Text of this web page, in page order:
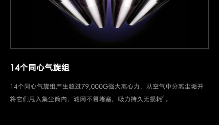
14个同心气旋组
14个同心气旋组产生超过79,000G强大离心力，从空气中分离尘垢并
将它们甩入集尘筒内，滤网不易堵塞，吸力持久无损耗8 。